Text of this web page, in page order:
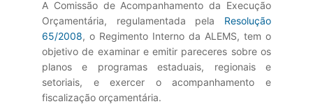
A Comissão de Acompanhamento da Execução
Orçamentária, regulamentada pela Resolução
65/2008, o Regimento Interno da ALEMS, tem o
objetivo de examinar e emitir pareceres sobre os
planos e programas estaduais, regionais e
setoriais, e exercer o acompanhamento e
fiscalização orçamentária.